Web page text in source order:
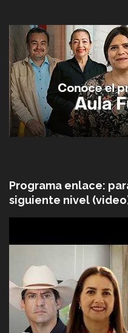
Programa enlace:
siguiente nivel